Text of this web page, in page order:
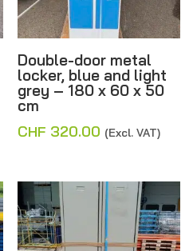
Double-door metal
locker, blue and light
grey – 180 x 60 x 50
cm
CHF 320.00 (Excl. VAT)